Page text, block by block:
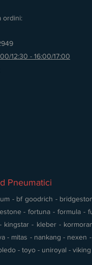
ordini:
12:30 - 16:00/17:00
Pneumatici
- bf goodrich -
- fortuna - formula -
- kleber -
- mitas - nankang -
- toyo - uniroyal -